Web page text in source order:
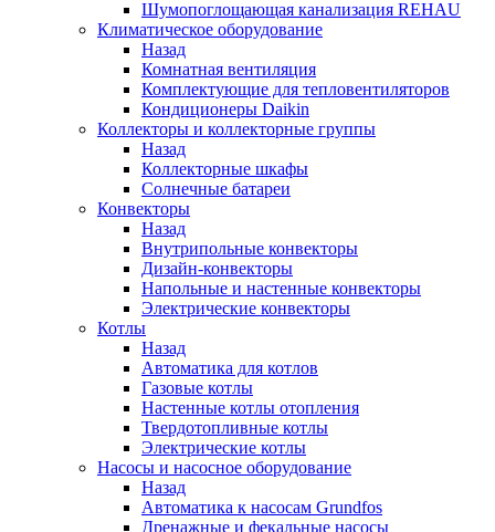
Шумопоглощающая канализация REHAU
Климатическое оборудование
Назад
Комнатная вентиляция
Комплектующие для тепловентиляторов
Кондиционеры Daikin
Коллекторы и коллекторные группы
Назад
Коллекторные шкафы
Солнечные батареи
Конвекторы
Назад
Внутрипольные конвекторы
Дизайн-конвекторы
Напольные и настенные конвекторы
Электрические конвекторы
Котлы
Назад
Автоматика для котлов
Газовые котлы
Настенные котлы отопления
Твердотопливные котлы
Электрические котлы
Насосы и насосное оборудование
Назад
Автоматика к насосам Grundfos
Дренажные и фекальные насосы